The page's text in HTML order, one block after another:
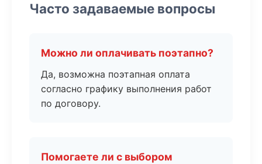
Часто задаваемые вопросы
Можно ли оплачивать поэтапно?
Да, возможна поэтапная оплата
согласно графику выполнения работ
по договору.
Помогаете ли с выбором